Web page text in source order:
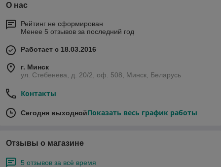
О нас
Рейтинг не сформирован
Менее 5 отзывов за последний год
Работает с 18.03.2016
г. Минск
ул. Стебенева, д. 20/2, оф. 508, Минск, Беларусь
Контакты
Сегодня выходнойПоказать весь график работы
Отзывы о магазине
5 отзывов за всё время